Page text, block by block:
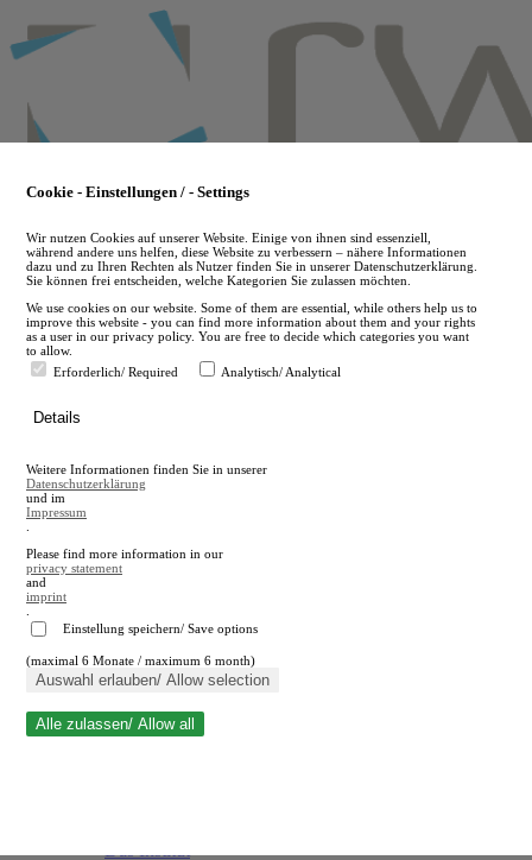
to
main
en
A
A
Suche schließen
Cookie - Einstellungen / - Settings
Wir nutzen Cookies auf unserer Website. Einige von ihnen sind essenziell,
während andere uns helfen, diese Website zu verbessern – nähere Informationen
dazu und zu Ihren Rechten als Nutzer finden Sie in unserer Datenschutzerklärung.
Sie können frei entscheiden, welche Kategorien Sie zulassen möchten.
We use cookies on our website. Some of them are essential, while others help us to
improve this website - you can find more information about them and your rights
as a user in our privacy policy. You are free to decide which categories you want
to allow.
Erforderlich/ Required
Analytisch/ Analytical
Details
Weitere Informationen finden Sie in unserer
Datenschutzerklärung
und im
Impressum
Please find more information in our
privacy statement
and
imprint
Einstellung speichern/ Save options
(maximal 6 Monate / maximum 6 month)
Auswahl erlauben/ Allow selection
Alle zulassen/ Allow all